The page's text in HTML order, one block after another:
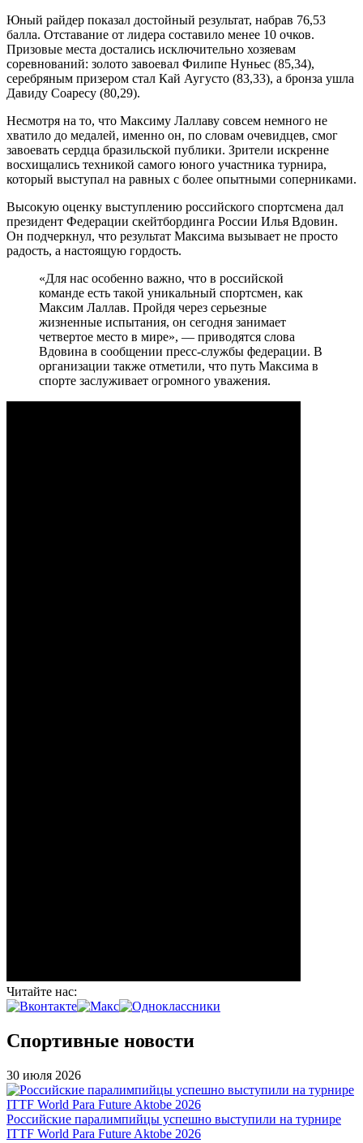
Юный райдер показал достойный результат, набрав 76,53
балла. Отставание от лидера составило менее 10 очков.
Призовые места достались исключительно хозяевам
соревнований: золото завоевал Филипе Нуньес (85,34),
серебряным призером стал Кай Аугусто (83,33), а бронза ушла
Давиду Соаресу (80,29).
Несмотря на то, что Максиму Лаллаву совсем немного не
хватило до медалей, именно он, по словам очевидцев, смог
завоевать сердца бразильской публики. Зрители искренне
восхищались техникой самого юного участника турнира,
который выступал на равных с более опытными соперниками.
Высокую оценку выступлению российского спортсмена дал
президент Федерации скейтбординга России Илья Вдовин.
Он подчеркнул, что результат Максима вызывает не просто
радость, а настоящую гордость.
«Для нас особенно важно, что в российской
команде есть такой уникальный спортсмен, как
Максим Лаллав. Пройдя через серьезные
жизненные испытания, он сегодня занимает
четвертое место в мире», — приводятся слова
Вдовина в сообщении пресс-службы федерации. В
организации также отметили, что путь Максима в
спорте заслуживает огромного уважения.
Читайте нас:
Спортивные новости
30 июля 2026
Российские паралимпийцы успешно выступили на турнире
ITTF World Para Future Aktobe 2026